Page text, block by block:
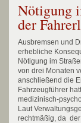
Nötigung
der
Ausbremsen und
erhebliche
Nötigung im
von drei Monaten
anschließend die
Fahrzeugführer
medizinisch-
Laut
rechtmäßig, da